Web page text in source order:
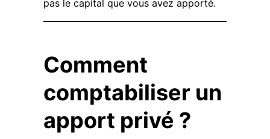
pas le capital que vous avez apporté.
Comment
comptabiliser un
apport privé ?